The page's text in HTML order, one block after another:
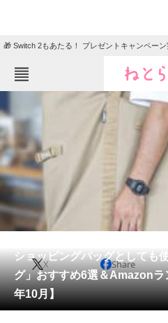
🎁 Switch 2もあたる！ プレゼントキャンペーン
ねとらぼメニュー
TOP
エンタメ
グルメ 地
住まい
動物
会員記事
メディア
注目記事を集めた総合ページ
ショッピングバッグとしても
グ」おすすめ6選＆Amazon
年10月】
X Share